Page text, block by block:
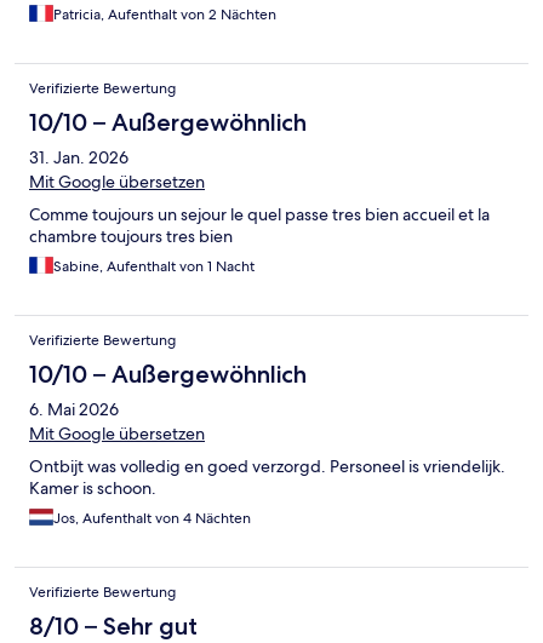
Patricia, Aufenthalt von 2 Nächten
Verifizierte Bewertung
10/10 – Außergewöhnlich
31. Jan. 2026
Mit Google übersetzen
Comme toujours un sejour le quel passe tres bien accueil et la
chambre toujours tres bien
Sabine, Aufenthalt von 1 Nacht
Verifizierte Bewertung
10/10 – Außergewöhnlich
6. Mai 2026
Mit Google übersetzen
Ontbijt was volledig en goed verzorgd. Personeel is vriendelijk.
Kamer is schoon.
Jos, Aufenthalt von 4 Nächten
Verifizierte Bewertung
8/10 – Sehr gut